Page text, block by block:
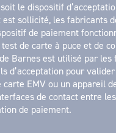
le dispositif
est sollicité, les fabricants
de paiement
test de carte à puce et de
Barnes est utilisé par les
d’acceptation pour
carte EMV ou un appareil
de contact entre
de paiement.